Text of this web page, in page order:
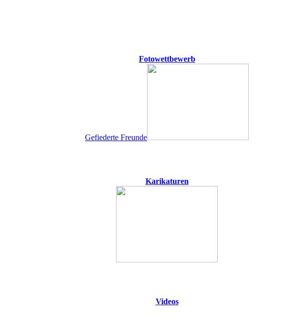
Fotowettbewerb
Gefiederte Freunde
Karikaturen
Videos